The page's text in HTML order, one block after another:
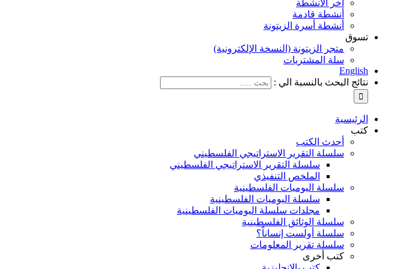
آخر الأنشطة
أنشطة قادمة
أنشطة أسرة الزيتونة
تسوق
متجر الزيتونة (النسخة الإلكترونية)
سلة المشتريات
English
نتائج البحث بالنسبة الي :
الرئيسية
كتب
أحدث الكتب
سلسلة التقرير الاستراتيجي الفلسطيني
سلسلة التقرير الاستراتيجي الفلسطيني
الملخص التنفيذي
سلسلة اليوميات الفلسطينية
سلسلة اليوميات الفلسطينية
مجلدات سلسلة اليوميات الفلسطينية
سلسلة الوثائق الفلسطينية
سلسلة أولست إنساناً؟
سلسلة تقرير المعلومات
كتب أخرى